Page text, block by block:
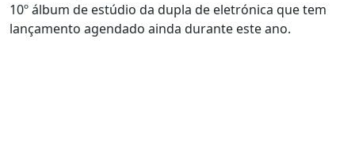
10º álbum de estúdio da dupla de eletrónica que tem
lançamento agendado ainda durante este ano.